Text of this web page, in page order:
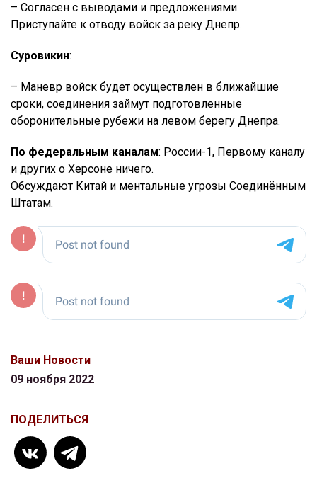
– Согласен с выводами и предложениями.
Приступайте к отводу войск за реку Днепр.
Суровикин:
– Маневр войск будет осуществлен в ближайшие
сроки, соединения займут подготовленные
оборонительные рубежи на левом берегу Днепра.
По федеральным каналам: России-1, Первому каналу
и других о Херсоне ничего.
Обсуждают Китай и ментальные угрозы Соединённым
Штатам.
Ваши Новости
09 ноября 2022
ПОДЕЛИТЬСЯ